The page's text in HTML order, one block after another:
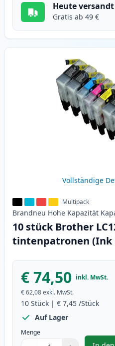
Heute versandt
Gratis ab 49 €
Vollständige
Multipack
Brandneu Hohe Kapazität
10 stück Brother
tintenpatronen (Ink
€ 74,50 inkl. MwSt.
€ 62,08exkl. MwSt.
10 Stück | € 7,45 /Stück
Auf Lager
Menge